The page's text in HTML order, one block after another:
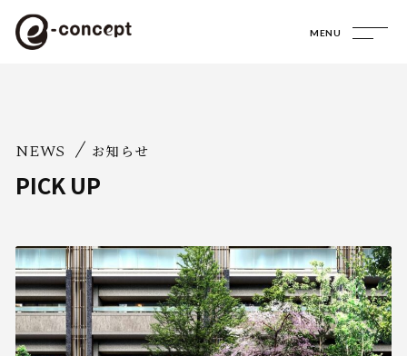
MENU
NEWS お知らせ
PICK UP